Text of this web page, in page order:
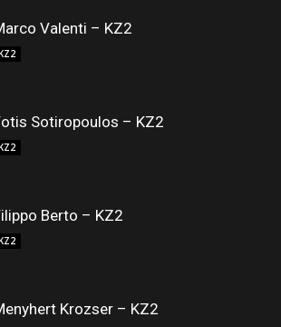
Valenti – KZ2
Sotiropoulos – KZ2
Berto – KZ2
Krozser – KZ2